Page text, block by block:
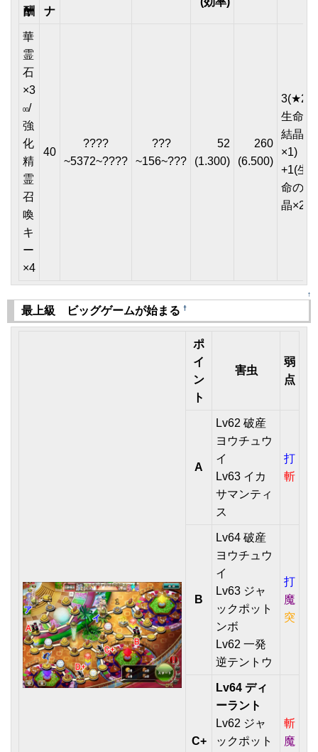
酬 ナ
華
霊
石
×3
00/
強
化
精
霊
召
喚
キ
ー
×4
40
????
~5372~????
???
~156~???
52
(1.300)
260
(6.500)
3(★2or
生命の
結晶
×1)
+1(生
命の結
晶×2)
↑
最上級 ビッグゲームが始まる †
ポ
イ
ン
ト
害虫
弱
点
A
Lv62 破産
ヨウチュウ
イ
Lv63 イカ
サマンティ
ス
打
斬
B
Lv64 破産
ヨウチュウ
イ
Lv63 ジャ
ックポット
ンボ
Lv62 一発
逆テントウ
打
魔
突
C+
Lv64 ディ
ーラント
Lv62 ジャ
ックポット
斬
魔